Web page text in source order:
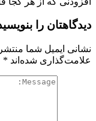
دیدگاهتان را
نشانی ایمیل شما
علامت‌گذاری شده‌اند *